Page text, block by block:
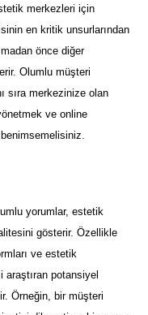
merkezleri için
en kritik unsurlarından
önce diğer
Olumlu müşteri
sıra merkezinize olan
ve online
benimsemelisiniz.
yorumlar, estetik
gösterir. Özellikle
ve estetik
araştıran potansiyel
Örneğin, bir müşteri